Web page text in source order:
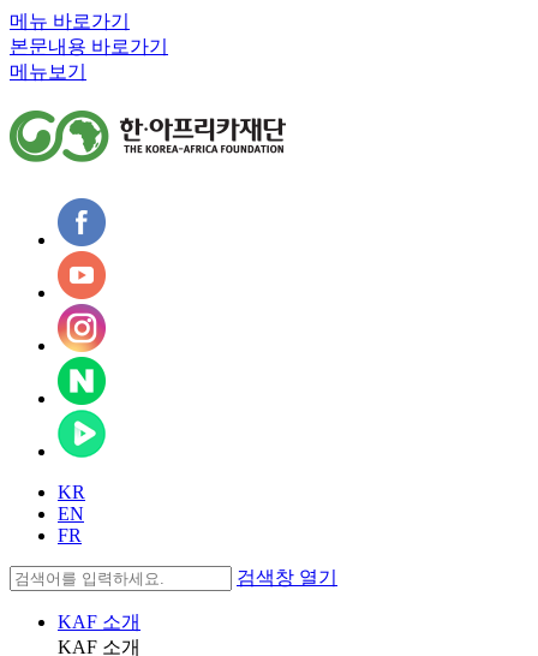
메뉴 바로가기
본문내용 바로가기
메뉴보기
KR
EN
FR
검색창 열기
KAF 소개
KAF 소개